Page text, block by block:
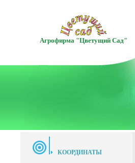
Агрофирма "Цветущий Сад"
КООРДИНАТЫ